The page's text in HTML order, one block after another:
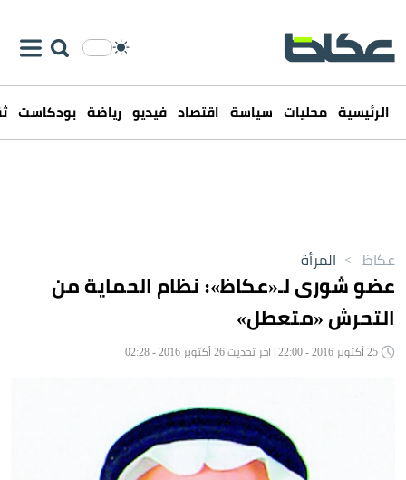
الرئيسية محليات سياسة اقتصاد فيديو رياضة بودكاست
عكاظ > المرأة
عضو شورى لـ«عكاظ»: نظام الحماية من
التحرش «متعطل»